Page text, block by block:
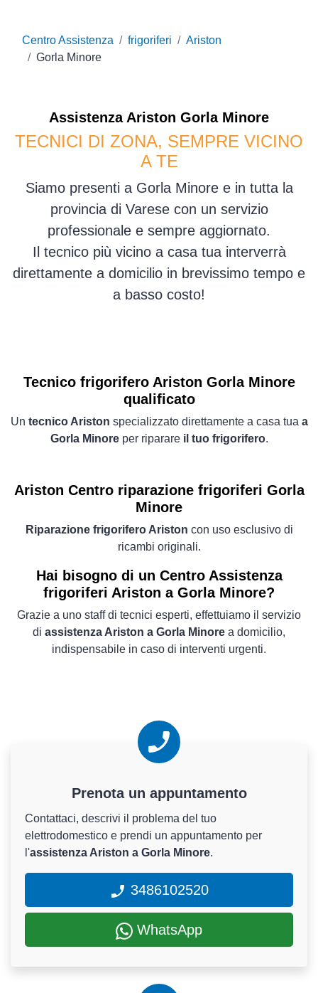
Centro Assistenza frigoriferi
Ariston
Gorla Minore
Assistenza Ariston Gorla Minore
TECNICI DI ZONA, SEMPRE VICINO
A TE
Siamo presenti a Gorla Minore e in tutta la
provincia di Varese con un servizio
professionale e sempre aggiornato.
Il tecnico più vicino a casa tua interverrà
direttamente a domicilio in brevissimo tempo e
a basso costo!
Tecnico frigorifero Ariston Gorla Minore
qualificato
Un tecnico Ariston specializzato direttamente a casa tua a
Gorla Minoreper riparare il tuo frigorifero.
Ariston Centro riparazione frigoriferi Gorla
Minore
Riparazione frigorifero Ariston con uso esclusivo di
ricambi originali.
Hai bisogno di un Centro Assistenza
frigoriferi Ariston a Gorla Minore?
Grazie a uno staff di tecnici esperti, effettuiamo il servizio
di assistenza Ariston a Gorla Minore a domicilio,
indispensabile in caso di interventi urgenti.
Prenota un appuntamento
Contattaci, descrivi il problema del tuo
elettrodomestico e prendi un appuntamento per
l'assistenza Ariston a Gorla Minore.
3486102520
WhatsApp